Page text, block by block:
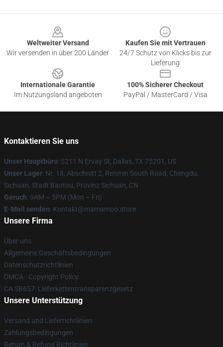
Weltweiter Versand
Wir versenden in über 200 Länder
Kaufen Sie mit Vertrauen
24/7 Schutz von Klicks bis zur
Lieferung
Internationale Garantie
Im Nutzungsland angeboten
100% Sicherer Checkout
PayPal / MasterCard / Visa
Kontaktieren Sie uns
Unser Hauptbüro: 5211 N Ervay St, Dallas, TX 75201, US
Unser Lager: Nr. 18, Abschnitt 2, Renmin South Road, Chengdu,
Sichuan, Stadt Baotou, Provinz Sichuan, CN
Geruch: 9AM – 5PM (Mon – Fri)
E-Mail senden: Kontakt@mamamoo.store
Unsere Firma
Über uns
Allgemeine Geschäftsbedingungen
Datenschutzrichtlinien
DMCA - Copyright Policy
CA SB657: Lieferkettentransparenzgesetz
Unsere Unterstützung
Versand und Lieferrichtlinien
Zahlungsbedingungen
Return & Refund Richtlinien